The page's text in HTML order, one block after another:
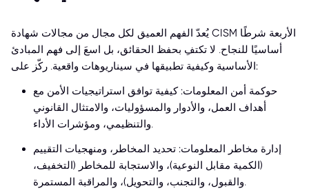
يُعدّ الفهم العميق لكل مجال من مجالات شهادة CISM الأربعة شرطًا
أساسيًا للنجاح. لا تكتفِ بحفظ الحقائق، بل اسعَ إلى فهم المبادئ
الأساسية وكيفية تطبيقها في سيناريوهات واقعية. ركّز على:
حوكمة أمن المعلومات: كيفية توافق استراتيجيات الأمن مع
أهداف العمل، والأدوار والمسؤوليات، والامتثال القانوني
والتنظيمي، ومؤشرات الأداء.
إدارة مخاطر المعلومات: تحديد المخاطر، ومنهجيات التقييم
(الكمية مقابل النوعية)، والاستجابة للمخاطر (التخفيف،
والقبول، والتجنب، والتحويل)، والمراقبة المستمرة.